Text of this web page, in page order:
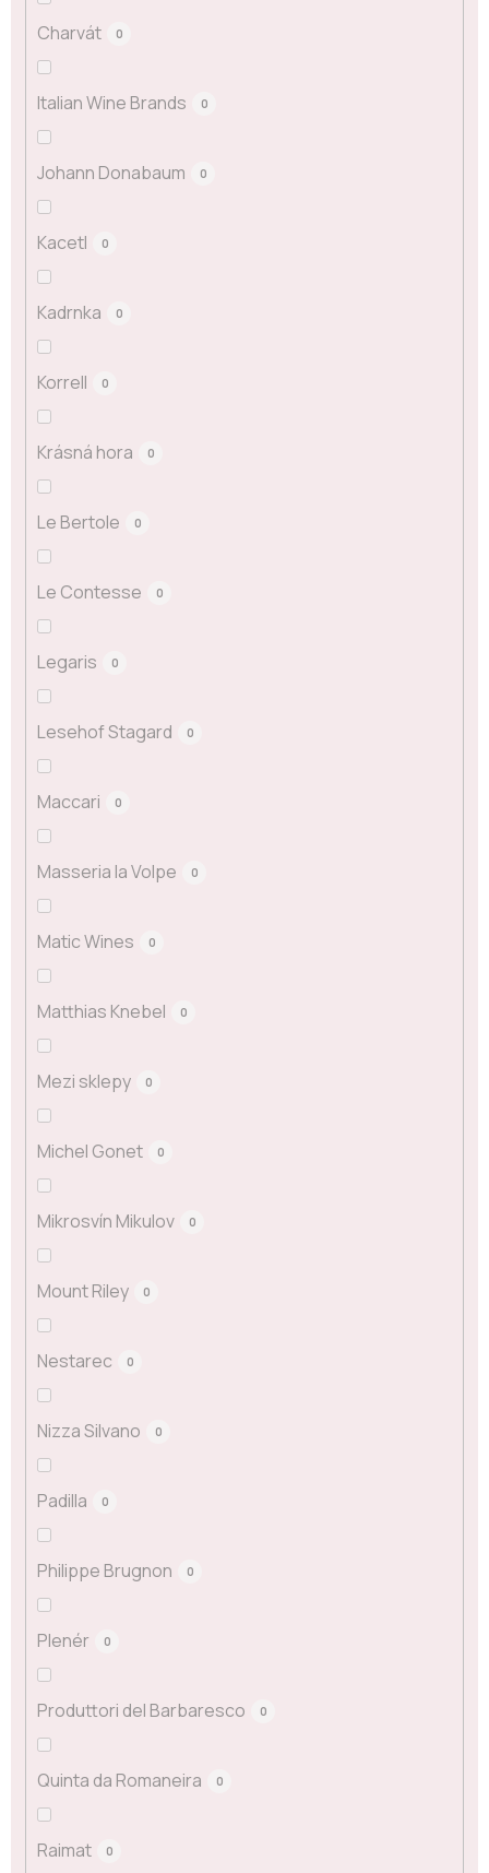
Charvát 0
Italian Wine Brands 0
Johann Donabaum 0
Kacetl 0
Kadrnka 0
Korrell 0
Krásná hora 0
Le Bertole 0
Le Contesse 0
Legaris 0
Lesehof Stagard 0
Maccari 0
Masseria la Volpe 0
Matic Wines 0
Matthias Knebel 0
Mezi sklepy 0
Michel Gonet 0
Mikrosvín Mikulov 0
Mount Riley 0
Nestarec 0
Nizza Silvano 0
Padilla 0
Philippe Brugnon 0
Plenér 0
Produttori del Barbaresco 0
Quinta da Romaneira 0
Raimat 0